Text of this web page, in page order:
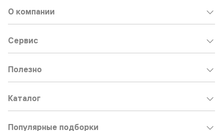
О компании
Сервис
Полезно
Каталог
Популярные подборки